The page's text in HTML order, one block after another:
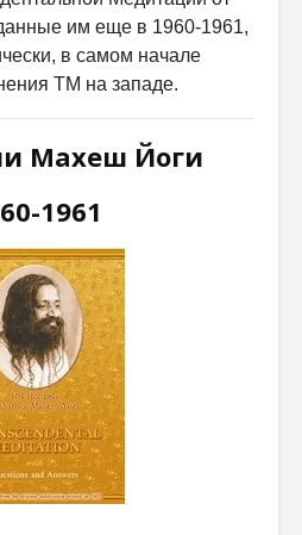
им еще в 1960-1961,
в самом начале
ТМ на западе.
Махеш Йоги
1961